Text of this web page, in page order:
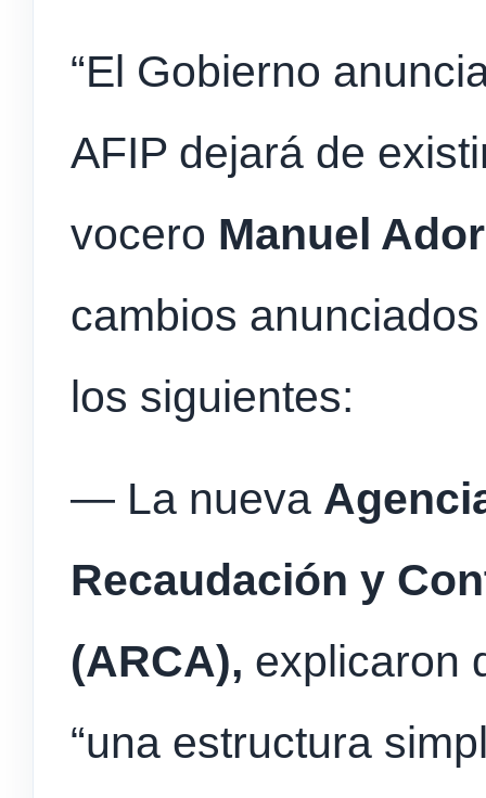
“El Gobierno
AFIP dejará de
vocero Manuel
cambios
los siguientes:
— La nueva
Recaudación y
(ARCA), explicaron
“una estructura